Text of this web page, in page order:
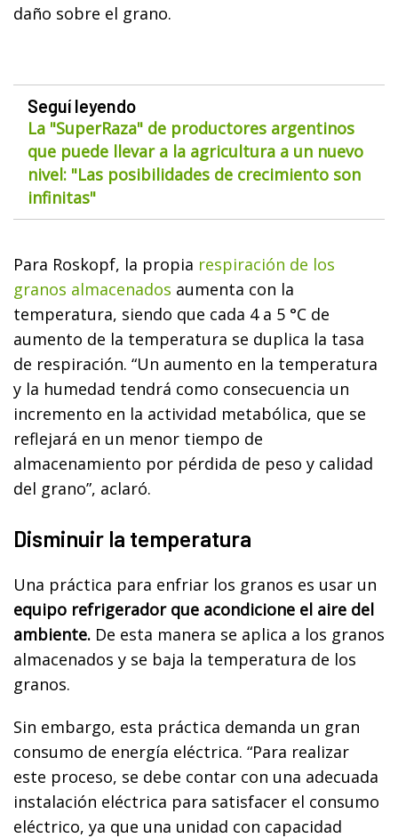
daño sobre el grano.
Seguí leyendo
La "SuperRaza" de productores argentinos
que puede llevar a la agricultura a un nuevo
nivel: "Las posibilidades de crecimiento son
infinitas"
Para Roskopf, la propia respiración de los
granos almacenados aumenta con la
temperatura, siendo que cada 4 a 5 °C de
aumento de la temperatura se duplica la tasa
de respiración. “Un aumento en la temperatura
y la humedad tendrá como consecuencia un
incremento en la actividad metabólica, que se
reflejará en un menor tiempo de
almacenamiento por pérdida de peso y calidad
del grano”, aclaró.
Disminuir la temperatura
Una práctica para enfriar los granos es usar un
equipo refrigerador que acondicione el aire del
ambiente. De esta manera se aplica a los granos
almacenados y se baja la temperatura de los
granos.
Sin embargo, esta práctica demanda un gran
consumo de energía eléctrica. “Para realizar
este proceso, se debe contar con una adecuada
instalación eléctrica para satisfacer el consumo
eléctrico, ya que una unidad con capacidad